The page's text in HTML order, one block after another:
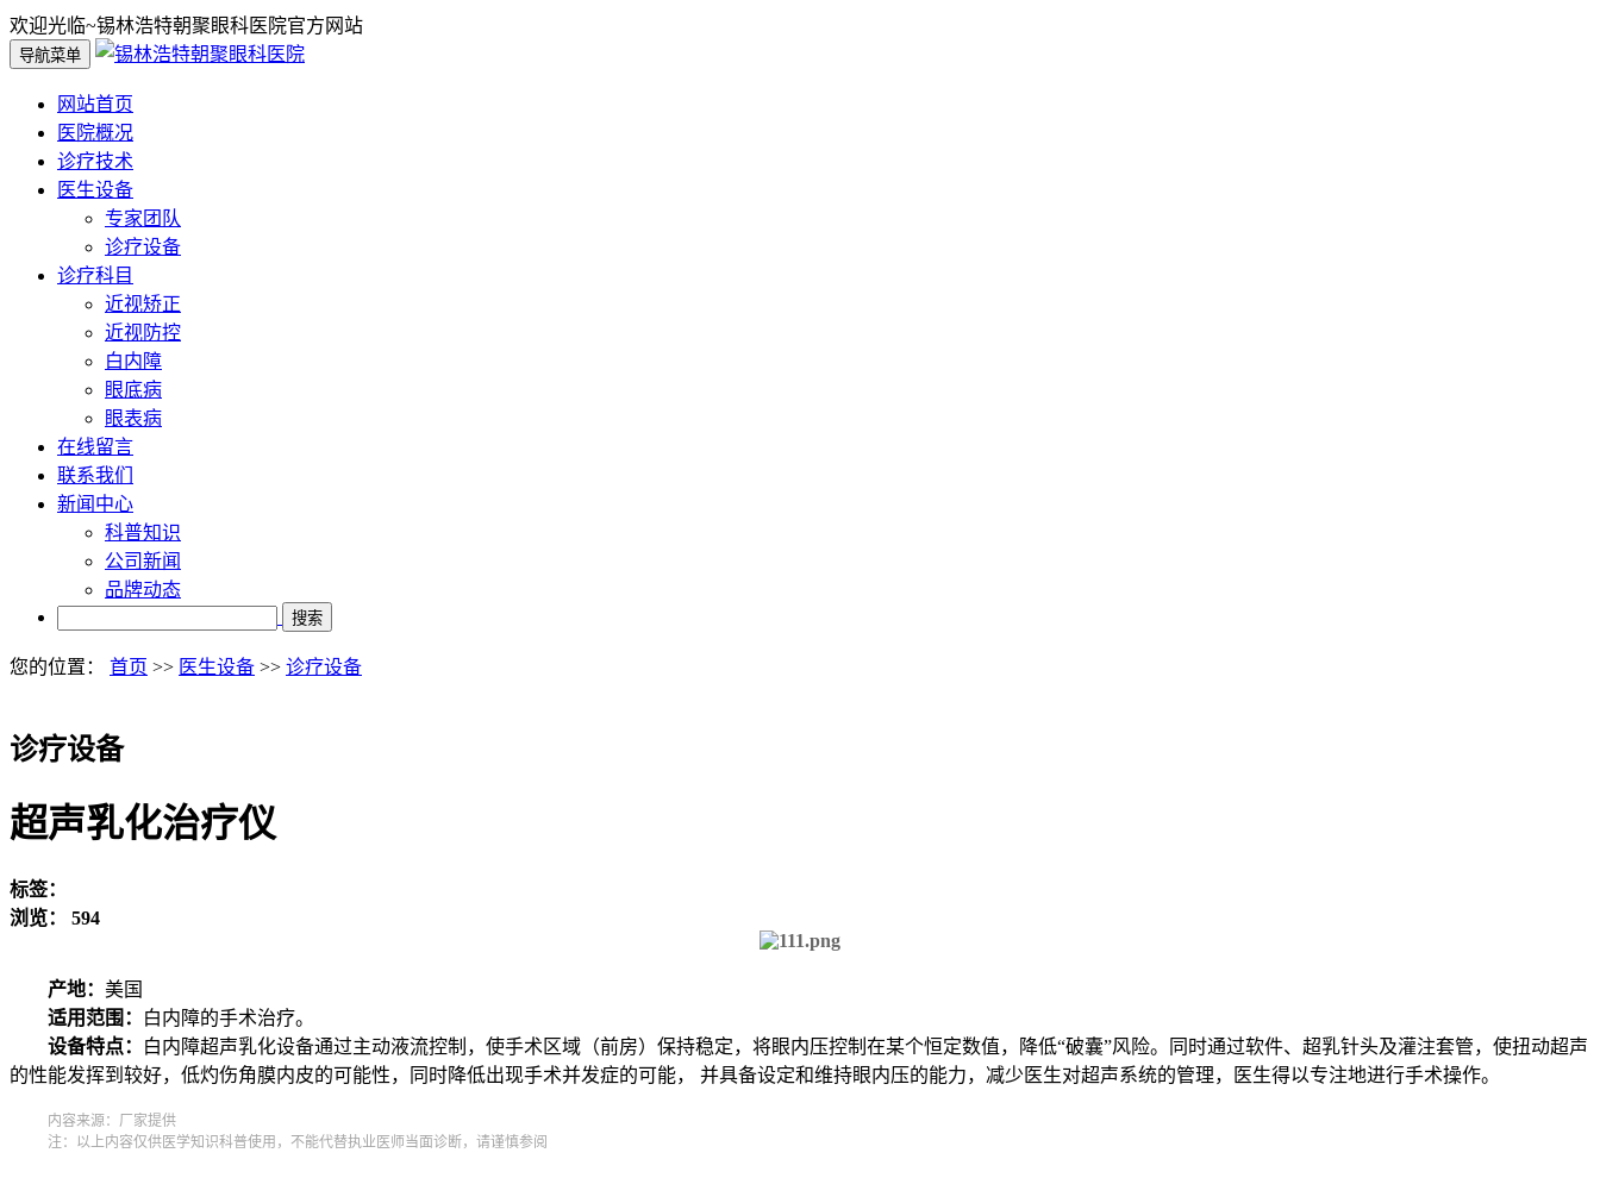
欢迎光临~锡林浩特朝聚眼科医院官方网站
导航菜单
网站首页
医院概况
诊疗技术
医生设备
专家团队
诊疗设备
诊疗科目
近视矫正
近视防控
白内障
眼底病
眼表病
在线留言
联系我们
新闻中心
科普知识
公司新闻
品牌动态
搜索
您的位置： 首页 >> 医生设备 >> 诊疗设备
诊疗设备
超声乳化治疗仪
标签：
浏览： 594
产地： 美国
适用范围：
白内障的手术治疗。
设备特点：
白内障超声乳化设备通过主动液流控制，使手术区域（前房）保持稳定，将眼内压控制在某个恒定数值，降低“破囊”风险。同时通过软件、超乳针头及灌注套管，使扭动超声
的性能发挥到较好， 低灼伤角膜内皮的可能性，同时降低出现手术并发症的可能， 并具备设定和维持眼内压的能力，减少医生对超声系统的管理，医生得以专注地进行手术操作。
内容来源：厂家提供
注：以上内容仅供医学知识科普使用，不能代替执业医师当面诊断，请谨慎参阅